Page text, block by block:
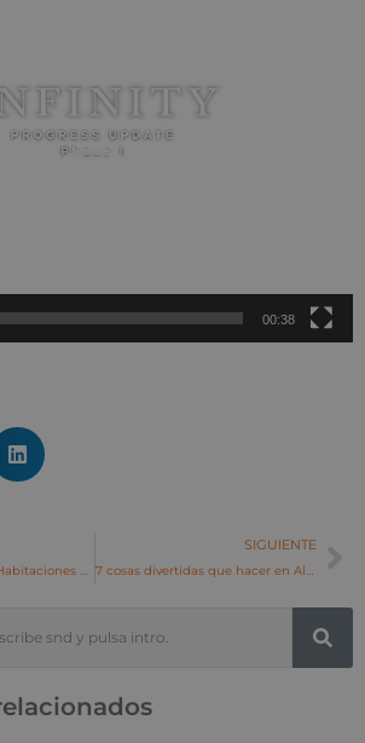
00:38
SIGUIENTE